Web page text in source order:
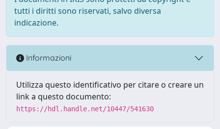
tutti i diritti sono riservati, salvo diversa
indicazione.
Informazioni
Utilizza questo identificativo per citare o creare un
link a questo documento:
https://hdl.handle.net/10447/541630